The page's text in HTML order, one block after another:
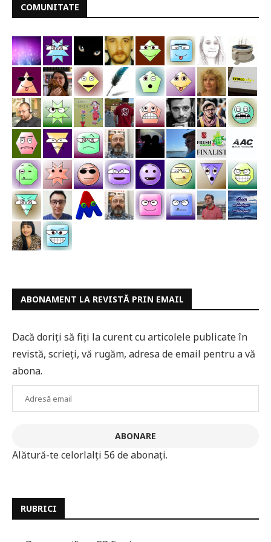
COMUNITATE
ABONAMENT LA REVISTĂ PRIN EMAIL
Dacă doriți să fiți la curent cu articolele publicate în
revistă, scrieți, vă rugăm, adresa de email pentru a vă
abona.
Adresă
ABONARE
Alătură-te celorlalți 56 de abonați.
RUBRICI